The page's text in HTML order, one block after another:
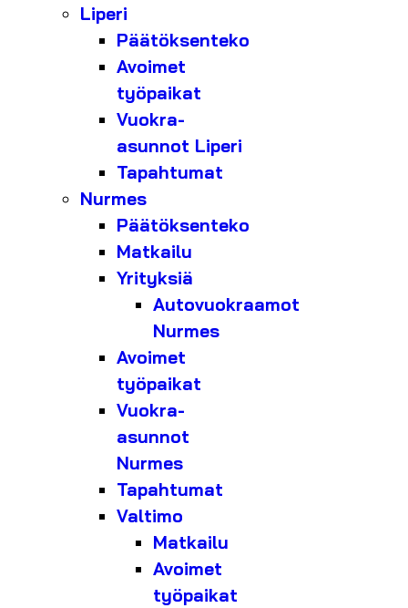
Liperi
Päätöksenteko
Avoimet
työpaikat
Vuokra-
asunnot Liperi
Tapahtumat
Nurmes
Päätöksenteko
Matkailu
Yrityksiä
Autovuokraamot
Nurmes
Avoimet
työpaikat
Vuokra-
asunnot
Nurmes
Tapahtumat
Valtimo
Matkailu
Avoimet
työpaikat